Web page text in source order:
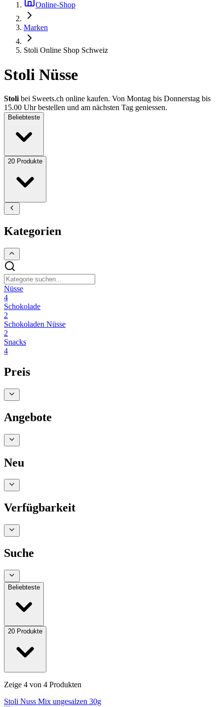
Online-Shop
Marken
Stoli Online Shop Schweiz
Stoli Nüsse
Stoli bei Sweets.ch online kaufen. Von Montag bis Donnerstag bis
15.00 Uhr bestellen und am nächsten Tag geniessen.
Beliebteste
20 Produkte
Kategorien
Nüsse
4
Schokolade
2
Schokoladen Nüsse
2
Snacks
4
Preis
Angebote
Neu
Verfügbarkeit
Suche
Beliebteste
20 Produkte
Zeige 4 von 4 Produkten
Stoli Nuss Mix ungesalzen 30g